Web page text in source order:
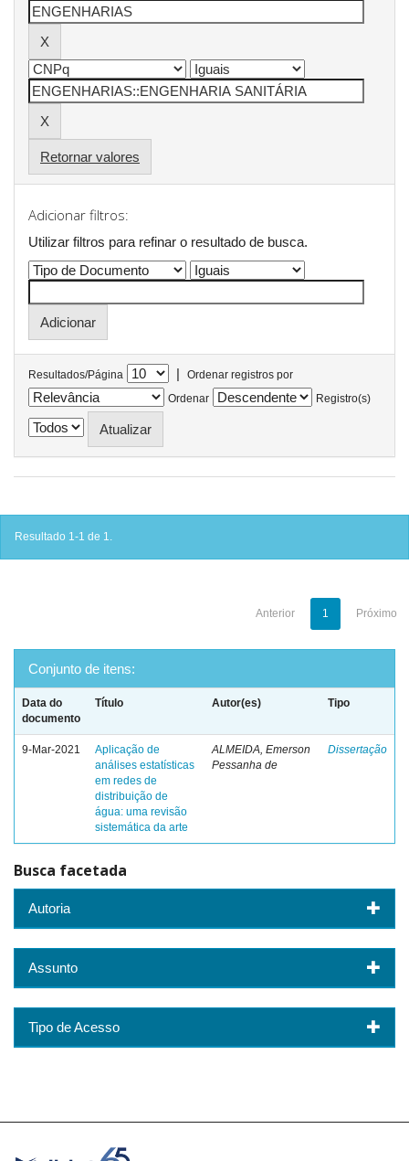
Retornar valores
Adicionar filtros:
Utilizar filtros para refinar o resultado de busca.
Resultados/Página |
Ordenar registros por
Ordenar
Registro(s)
Resultado 1-1 de 1.
Anterior 1 Próximo
Conjunto de itens:
Data do
documento
Título Autor(es) Tipo
9-Mar-2021
Aplicação de
análises estatísticas
em redes de
distribuição de
água: uma revisão
sistemática da arte
ALMEIDA, Emerson
Pessanha de
Dissertação
Busca facetada
Autoria
Assunto
Tipo de Acesso